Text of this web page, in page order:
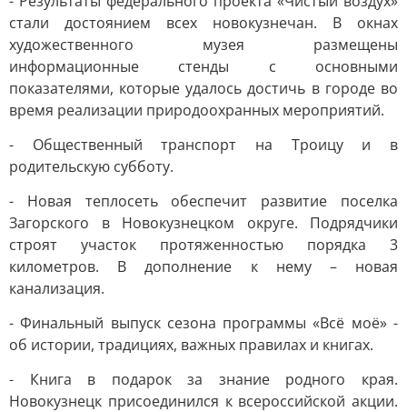
стали достоянием всех новокузнечан. В окнах
художественного музея размещены
информационные стенды с основными
показателями, которые удалось достичь в городе во
время реализации природоохранных мероприятий.
- Общественный транспорт на Троицу и в
родительскую субботу.
- Новая теплосеть обеспечит развитие поселка
Загорского в Новокузнецком округе. Подрядчики
строят участок протяженностью порядка 3
километров. В дополнение к нему – новая
канализация.
- Финальный выпуск сезона программы «Всё моё» -
об истории, традициях, важных правилах и книгах.
- Книга в подарок за знание родного края.
Новокузнецк присоединился к всероссийской акции.